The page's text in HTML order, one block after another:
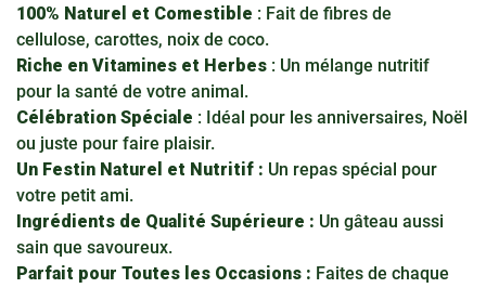
100% Naturel et Comestible : Fait de fibres de
cellulose, carottes, noix de coco.
Riche en Vitamines et Herbes : Un mélange nutritif
pour la santé de votre animal.
Célébration Spéciale : Idéal pour les anniversaires, Noël
ou juste pour faire plaisir.
Un Festin Naturel et Nutritif : Un repas spécial pour
votre petit ami.
Ingrédients de Qualité Supérieure : Un gâteau aussi
sain que savoureux.
Parfait pour Toutes les Occasions : Faites de chaque